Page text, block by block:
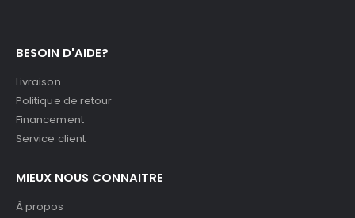
BESOIN D'AIDE?
Livraison
Politique de retour
Financement
Service client
MIEUX NOUS CONNAITRE
À propos